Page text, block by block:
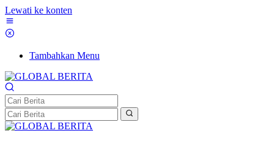
Lewati ke konten
Tambahkan Menu